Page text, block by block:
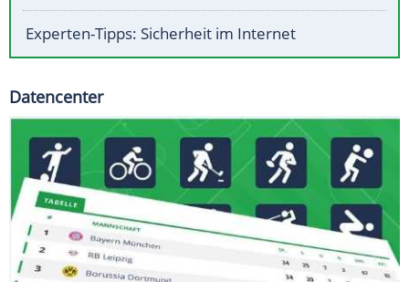
Experten-Tipps: Sicherheit im Internet
Datencenter